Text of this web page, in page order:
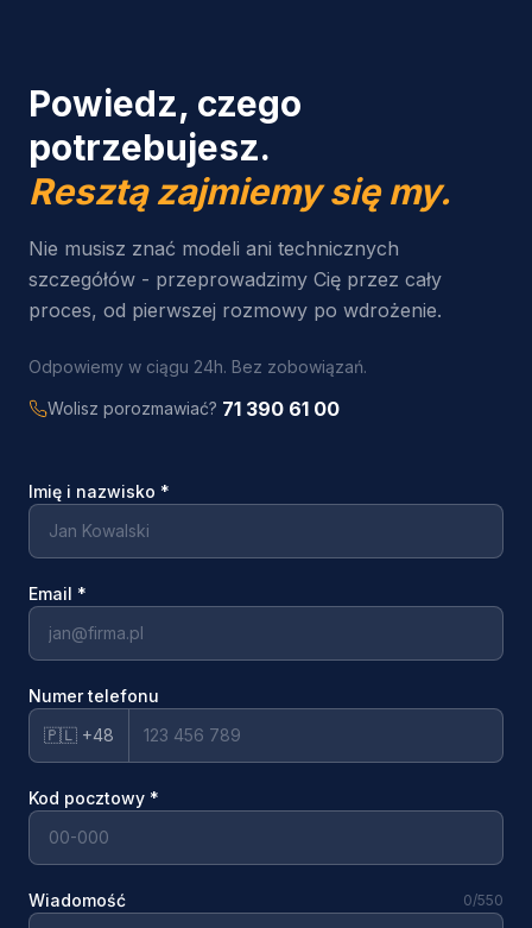
Powiedz, czego
potrzebujesz.
Resztą zajmiemy się my.
Nie musisz znać modeli ani technicznych
szczegółów - przeprowadzimy Cię przez cały
proces, od pierwszej rozmowy po wdrożenie.
Odpowiemy w ciągu 24h. Bez zobowiązań.
Wolisz porozmawiać? 71 390 61 00
Imię i nazwisko *
Email *
Numer telefonu
🇵🇱 +48
Kod pocztowy *
Wiadomość 0/550